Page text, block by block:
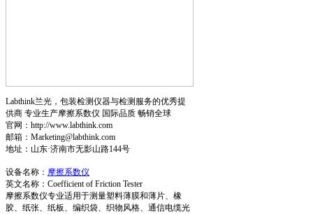
Labthink兰光，包装检测仪器与检测服务的优秀提
供商 专业生产摩擦系数仪 国际品质 畅销全球
官网：http://www.labthink.com
邮箱：Marketing@labthink.com
地址：山东·济南市无影山路144号
设备名称： 摩擦系数仪
英文名称：Coefficient of Friction Tester
摩擦系数仪专业适用于测量塑料薄膜和薄片、橡
胶、纸张、纸板、编织袋、织物风格、通信电缆光